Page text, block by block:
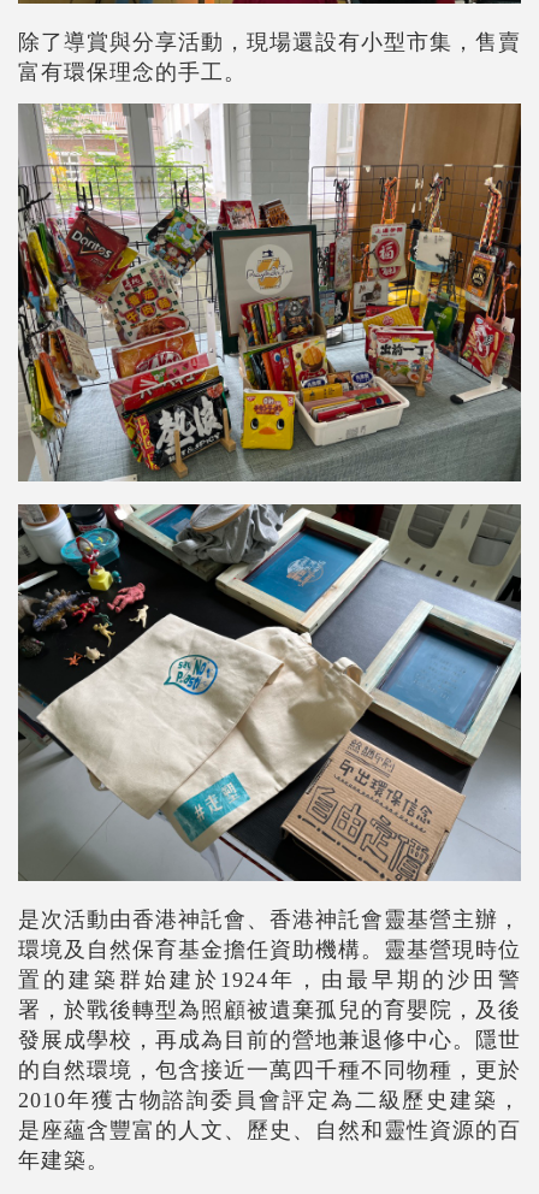
除了導賞與分享活動，現場還設有小型市集，售賣
富有環保理念的手工。
是次活動由香港神託會、香港神託會靈基營主辦，
環境及自然保育基金擔任資助機構。靈基營現時位
置的建築群始建於1924年，由最早期的沙田警
署，於戰後轉型為照顧被遺棄孤兒的育嬰院，及後
發展成學校，再成為目前的營地兼退修中心。隱世
的自然環境，包含接近一萬四千種不同物種，更於
2010年獲古物諮詢委員會評定為二級歷史建築，
是座蘊含豐富的人文、歷史、自然和靈性資源的百
年建築。